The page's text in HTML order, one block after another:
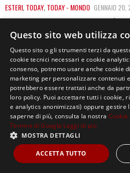
ESTERI,TODAY,TODAY - MONDO GENNAIO
ANGOLA, LA DONNA PIÙ
AVREBBE DEPREDATO IL
Isabel dos Santos è la donna
dell’ex presidente d’Angola
Copyright ©2021, MASTERX
Questo sito web utilizza
Questo sito o gli strumenti terzi da
cookie tecnici necessari e cookie
consenso, potremo usare anche cookie
marketing per personalizzare contenuti
potrebbero essere trattati anche da
loro policy. Puoi accettare tutti i cookie,
e analytics anonimizzati) oppure gestire
saperne di più, consulta la nostra Cookie
Termini di Google Leggi di più
MOSTRA DETTAGLI
ACCETTA TUTTO